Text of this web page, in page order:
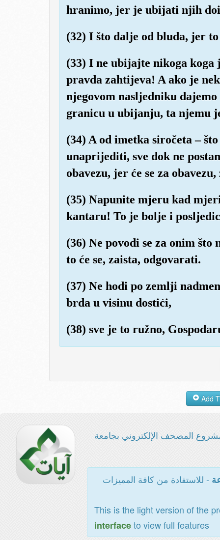
hranimo, jer je ubijati njih
(32) I što dalje od bluda, jer
(33) I ne ubijajte nikoga
pravda zahtijeva! A ako je
njegovom nasljedniku
granicu u ubijanju, ta njemu
(34) A od imetka siročeta –
unaprijediti, sve dok ne
obavezu, jer će se za
(35) Napunite mjeru kad
kantaru! To je bolje i
(36) Ne povodi se za onim
to će se, zaista, odgovarati.
(37) Ne hodi po zemlji
brda u visinu dostići,
(38) sve je to ružno,
المصحف الإلكتروني بجامعة
- للاستفادة من كافة المميزات
This is the light version of the
interfaceto view full features